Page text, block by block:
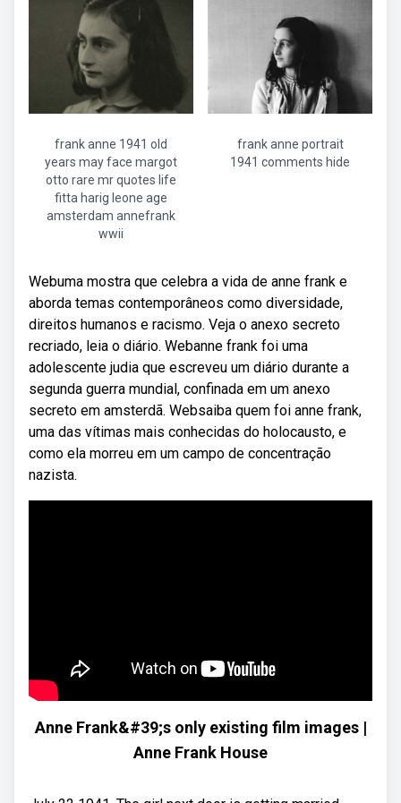
frank anne 1941 old
years may face margot
otto rare mr quotes life
fitta harig leone age
amsterdam annefrank
wwii
frank anne portrait
1941 comments hide
Webuma mostra que celebra a vida de anne frank e
aborda temas contemporâneos como diversidade,
direitos humanos e racismo. Veja o anexo secreto
recriado, leia o diário. Webanne frank foi uma
adolescente judia que escreveu um diário durante a
segunda guerra mundial, confinada em um anexo
secreto em amsterdã. Websaiba quem foi anne frank,
uma das vítimas mais conhecidas do holocausto, e
como ela morreu em um campo de concentração
nazista.
Anne Frank&#39;s only existing film images |
Anne Frank House